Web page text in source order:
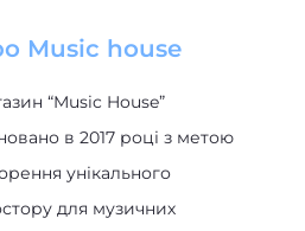
Music house
“Music House”
в 2017 році з метою
унікального